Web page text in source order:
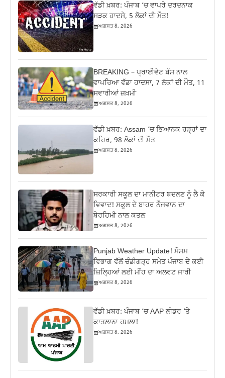
ਵੱਡੀ ਖ਼ਬਰ: ਪੰਜਾਬ ‘ਚ ਵਾਪਰੇ ਦਰਦਨਾਕ
ਸੜਕ ਹਾਦਸੇ, 5 ਲੋਕਾਂ ਦੀ ਮੌਤ!
ਅਗਸਤ 8, 2026
BREAKING – ਪ੍ਰਾਈਵੇਟ ਬੱਸ ਨਾਲ
ਵਾਪਰਿਆ ਵੱਡਾ ਹਾਦਸਾ, 7 ਲੋਕਾਂ ਦੀ ਮੌਤ, 11
ਸਵਾਰੀਆਂ ਜ਼ਖ਼ਮੀ
ਅਗਸਤ 8, 2026
ਵੱਡੀ ਖ਼ਬਰ: Assam ‘ਚ ਭਿਆਨਕ ਹੜ੍ਹਾਂ ਦਾ
ਕਹਿਰ, 98 ਲੋਕਾਂ ਦੀ ਮੌਤ
ਅਗਸਤ 8, 2026
ਸਰਕਾਰੀ ਸਕੂਲ ਦਾ ਮਾਨੀਟਰ ਬਦਲਣ ਨੂੰ ਲੈ ਕੇ
ਵਿਵਾਦ! ਸਕੂਲ ਦੇ ਬਾਹਰ ਨੌਜਵਾਨ ਦਾ
ਬੇਰਹਿਮੀ ਨਾਲ ਕਤਲ
ਅਗਸਤ 8, 2026
Punjab Weather Update! ਮੌਸਮ
ਵਿਭਾਗ ਵੱਲੋਂ ਚੰਡੀਗੜ੍ਹ ਸਮੇਤ ਪੰਜਾਬ ਦੇ ਕਈ
ਜ਼ਿਲ੍ਹਿਆਂ ਲਈ ਮੀਂਹ ਦਾ ਅਲਰਟ ਜਾਰੀ
ਅਗਸਤ 8, 2026
ਵੱਡੀ ਖ਼ਬਰ: ਪੰਜਾਬ ‘ਚ AAP ਲੀਡਰ ‘ਤੇ
ਕਾਤਲਾਨਾ ਹਮਲਾ!
ਅਗਸਤ 8, 2026